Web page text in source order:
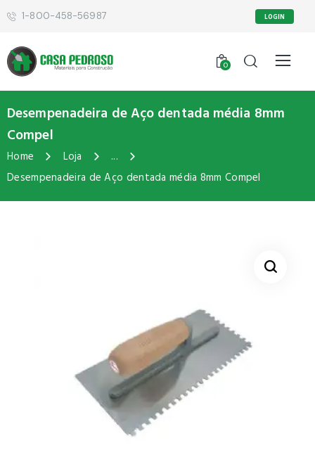
1-800-458-56987 LOGIN
0
Desempenadeira de Aço dentada média 8mm
Compel
Home Loja
...
Desempenadeira de Aço dentada média 8mm Compel